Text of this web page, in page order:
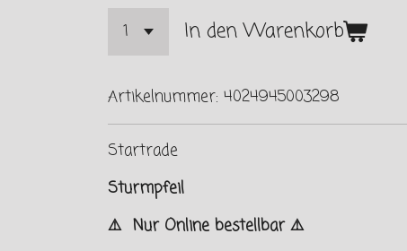
In den Warenkorb
Artikelnummer: 4024945003298
Startrade
Sturmpfeil
⚠️ Nur Online bestellbar ⚠️